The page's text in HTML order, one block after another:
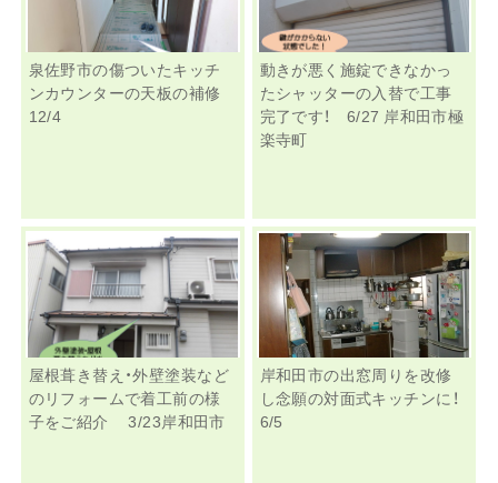
泉佐野市の傷ついたキッチ
ンカウンターの天板の補修
12/4
動きが悪く施錠できなかっ
たシャッターの入替で工事
完了です！ 6/27 岸和田市極
楽寺町
屋根葺き替え・外壁塗装など
のリフォームで着工前の様
子をご紹介 3/23岸和田市
岸和田市の出窓周りを改修
し念願の対面式キッチンに！
6/5